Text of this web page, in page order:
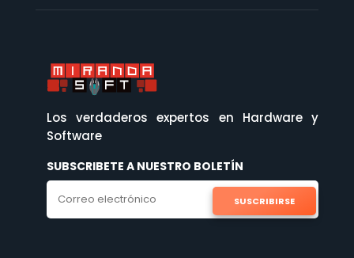
Los verdaderos expertos en Hardware y
Software
SUBSCRIBETE A NUESTRO BOLETÍN
SUSCRIBIRSE